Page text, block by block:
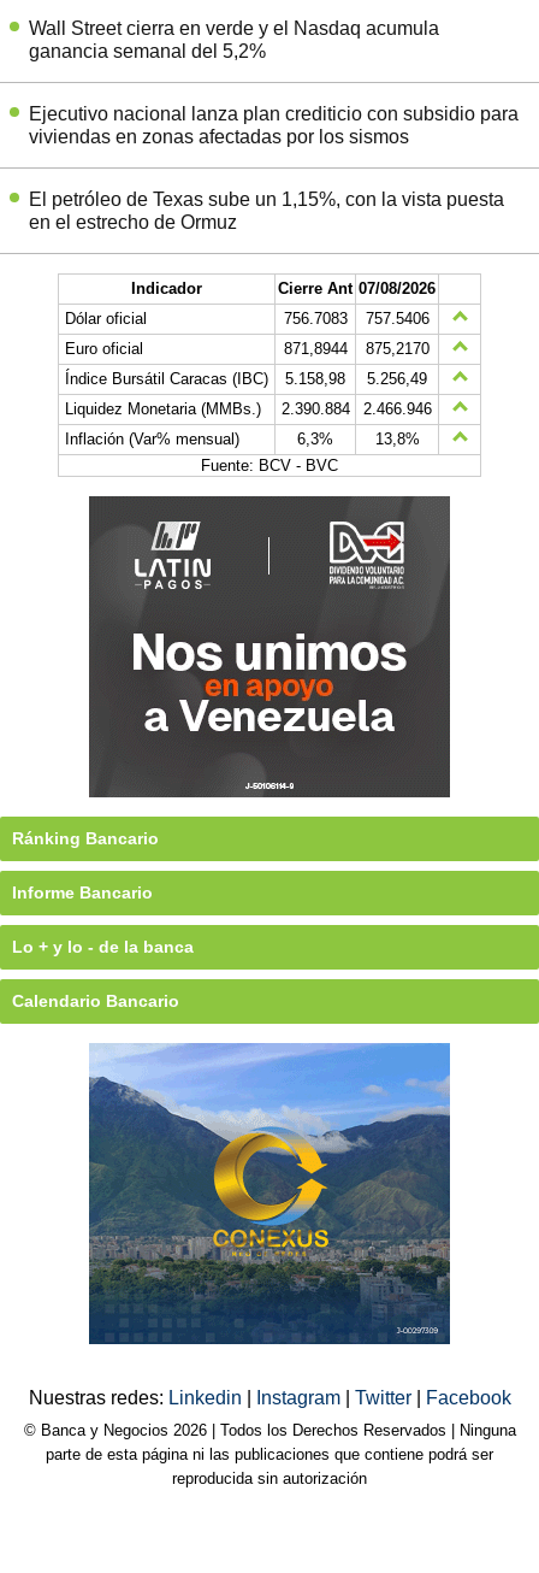
Wall Street cierra en verde y el Nasdaq acumula
ganancia semanal del 5,2%
Ejecutivo nacional lanza plan crediticio con subsidio para
viviendas en zonas afectadas por los sismos
El petróleo de Texas sube un 1,15%, con la vista puesta
en el estrecho de Ormuz
Indicador Cierre Ant 07/08/2026
Dólar oficial
756.7083
757.5406
Euro oficial
871,8944
875,2170
Índice Bursátil Caracas (IBC)
5.158,98
5.256,49
Liquidez Monetaria (MMBs.)
2.390.884
2.466.946
Inflación (Var% mensual)
6,3%
13,8%
Fuente: BCV - BVC
Ránking Bancario
Informe Bancario
Lo + y lo - de la banca
Calendario Bancario
Nuestras redes: Linkedin Instagram Twitter Facebook
© Banca y Negocios 2026 | Todos los Derechos Reservados | Ninguna
parte de esta página ni las publicaciones que contiene podrá ser
reproducida sin autorización